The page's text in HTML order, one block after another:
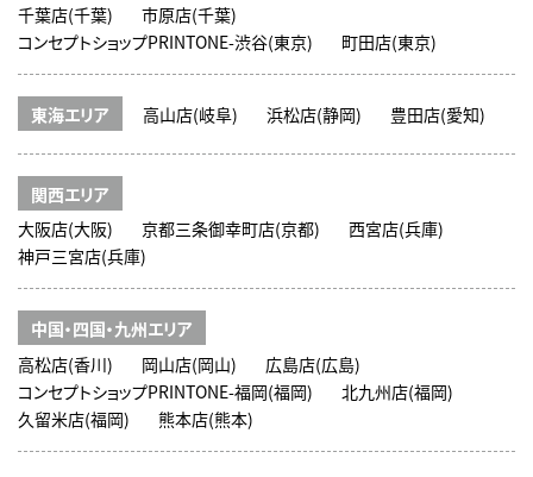
千葉店(千葉)
市原店(千葉)
コンセプトショップPRINTONE-渋谷(東京)
町田店(東京)
東海エリア 高山店(岐阜) 浜松店(静岡) 豊田店(愛知)
関西エリア
大阪店(大阪)
京都三条御幸町店(京都)
西宮店(兵庫)
神戸三宮店(兵庫)
中国・四国・九州エリア
高松店(香川)
岡山店(岡山)
広島店(広島)
コンセプトショップPRINTONE-福岡(福岡)
北九州店(福岡)
久留米店(福岡)
熊本店(熊本)